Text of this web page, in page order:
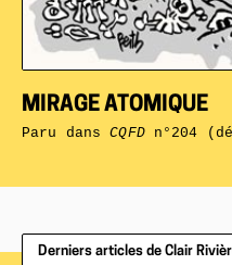
MIRAGE ATOMIQUE
Paru dansCQFDn°204
Derniers articles de Clair